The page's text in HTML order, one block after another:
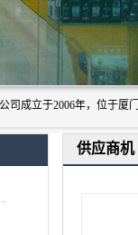
供应商机